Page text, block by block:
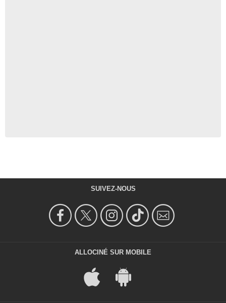
SUIVEZ-NOUS
ALLOCINÉ SUR MOBILE